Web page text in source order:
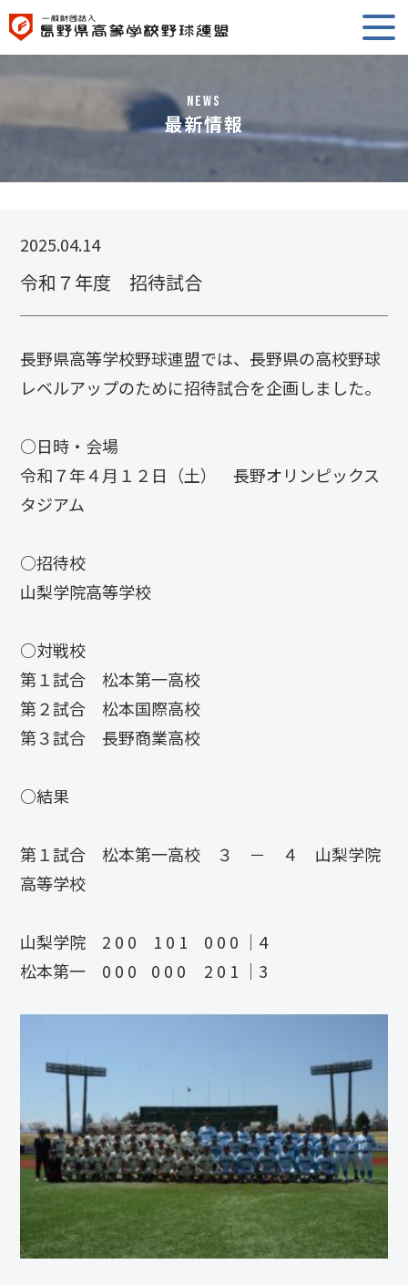
NEWS
最新情報
2025.04.14
令和７年度 招待試合
長野県高等学校野球連盟では、長野県の高校野球
レベルアップのために招待試合を企画しました。
○日時・会場
令和７年４月１２日（土） 長野オリンピックス
タジアム
○招待校
山梨学院高等学校
○対戦校
第１試合 松本第一高校
第２試合 松本国際高校
第３試合 長野商業高校
○結果
第１試合 松本第一高校 ３ － ４ 山梨学院
高等学校
山梨学院 2 0 0 1 0 1 0 0 0 ｜4
松本第一 0 0 0 0 0 0 2 0 1 ｜3